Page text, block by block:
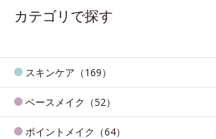
カテゴリで探す
スキンケア（169）
ベースメイク（52）
ポイントメイク（64）